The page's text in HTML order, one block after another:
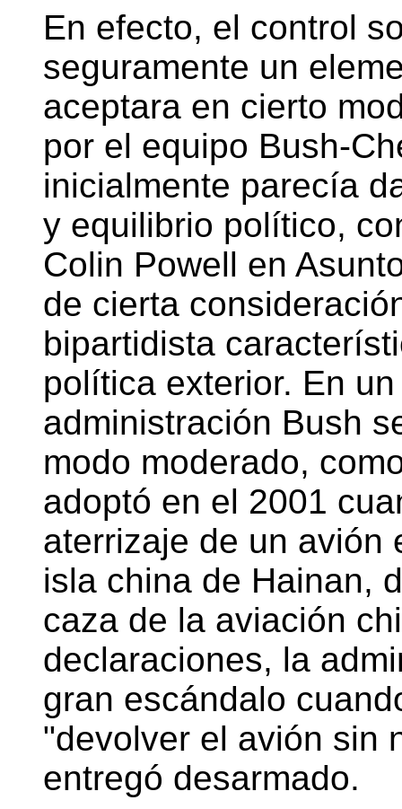
En efecto, el control
seguramente un
aceptara en cierto
por el equipo Bush-
inicialmente parecía
y equilibrio político,
Colin Powell en
de cierta
bipartidista
política exterior. En
administración Bush
modo moderado,
adoptó en el 2001
aterrizaje de un avión
isla china de Hainan,
caza de la aviación
declaraciones, la
gran escándalo
"devolver el avión sin
entregó desarmado.